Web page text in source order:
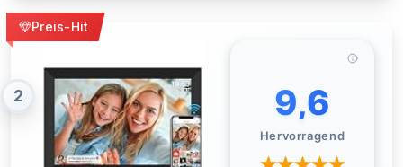
Preis-Hit
2 9,6
Hervorragend